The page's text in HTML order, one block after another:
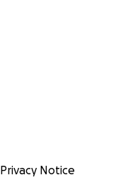
Privacy Notice